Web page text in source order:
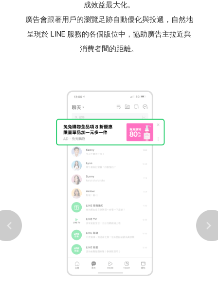
成效益最大化。
廣告會跟著用戶的瀏覽足跡自動優化與投遞，自然地
呈現於 LINE 服務的各個版位中，協助廣告主拉近與
消費者間的距離。